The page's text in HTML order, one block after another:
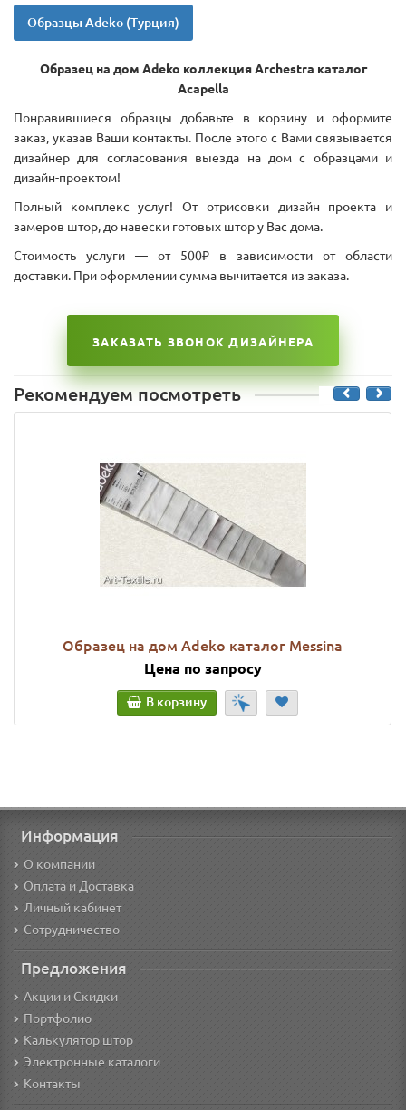
Образцы Adeko (Турция)
Образец на дом Adeko коллекция Archestra каталог
Acapella
Понравившиеся образцы добавьте в корзину и оформите
заказ, указав Ваши контакты. После этого с Вами связывается
дизайнер для согласования выезда на дом с образцами и
дизайн-проектом!
Полный комплекс услуг! От отрисовки дизайн проекта и
замеров штор, до навески готовых штор у Вас дома.
Стоимость услуги — от 500₽ в зависимости от области
доставки. При оформлении сумма вычитается из заказа.
ЗАКАЗАТЬ ЗВОНОК ДИЗАЙНЕРА
Рекомендуем посмотреть
Образец на дом Adeko каталог Messina
Цена по запросу
В корзину
Информация
О компании
Оплата и Доставка
Личный кабинет
Сотрудничество
Предложения
Акции и Скидки
Портфолио
Калькулятор штор
Электронные каталоги
Контакты